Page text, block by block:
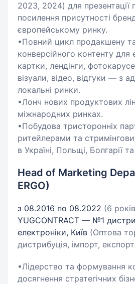
2023, 2024) для презентації
посилення присутності
європейському ринку.
•Повний цикл продакшену
конверсійного контенту
картки, лендінги,
візуали, відео, відгуки — з
локальні ринки.
•Лонч нових продуктових
міжнародних ринках.
•Побудова тристоронніх
ритейлерами та
в Україні, Польщі, Болгарії
Head of Marketing
ERGO)
з 08.2016 по 08.2022 (6
YUGCONTRACT — №1
електроніки, Київ (Оптова
дистрибуція, імпорт,
•Лідерство та формування
досягнення стратегічних